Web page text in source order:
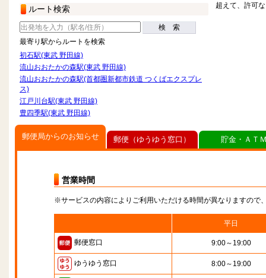
ルート検索
検 索
最寄り駅からルートを検索
初石駅(東武 野田線)
流山おおたかの森駅(東武 野田線)
流山おおたかの森駅(首都圏新都市鉄道 つくばエクスプレ
ス)
江戸川台駅(東武 野田線)
豊四季駅(東武 野田線)
超えて、許可
郵便局からのお知らせ
営業時間
※サービスの内容によりご利用いただける時間が異なりますので
平日
郵便窓口 9:00～19:00
ゆうゆう窓口 8:00～19:00
郵便（ゆうゆう窓口） 貯金・ＡＴ